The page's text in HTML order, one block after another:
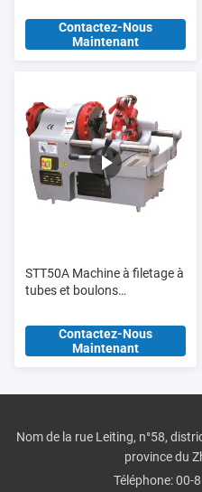
SCH5 SCH5S
Contactez-Nous
Maintenant
STT50A Machine à filetage à
tubes et boulons
et M33
Contactez-Nous
Maintenant
Nom de la rue Leiting, n°58,
province du
Téléphone:00-